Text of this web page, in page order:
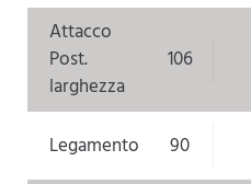
Attacco
Post.
larghezza
106
Legamento
90